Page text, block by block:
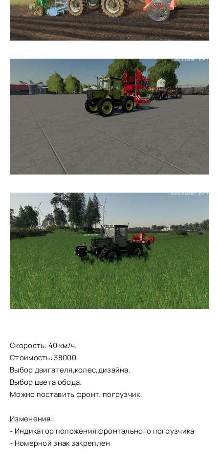
Скорость: 40 км/ч.
Стоимость: 38000.
Выбор двигателя,колес,дизайна.
Выбор цвета обода.
Можно поставить фронт. погрузчик.
Изменения:
- Индикатор положения фронтального погрузчика
- Номерной знак закреплен